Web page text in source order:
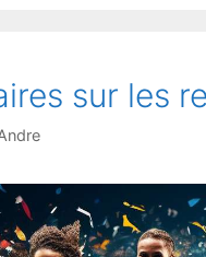
sur les